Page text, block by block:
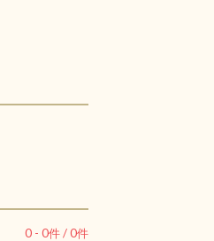
0 - 0件 /0件